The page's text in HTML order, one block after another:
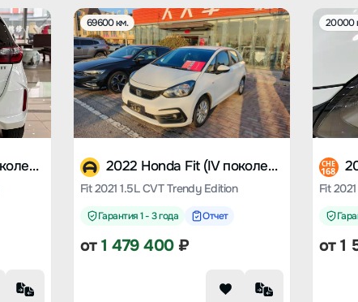
2022 Honda Fit (IV поколение)
69600 км.
2022 Honda Fit (IV поколение)
Fit 2021 1.5L CVT Trendy Edition
Гарантия 1 - 3 года Отчет
от1 479 400₽
20000
CHE
168
Fit
от1